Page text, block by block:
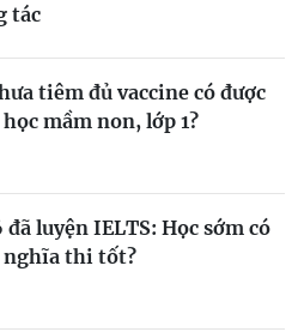
tác
tiêm đủ vaccine có được
mầm non, lớp 1?
đã luyện IELTS: Học sớm có
nghĩa thi tốt?